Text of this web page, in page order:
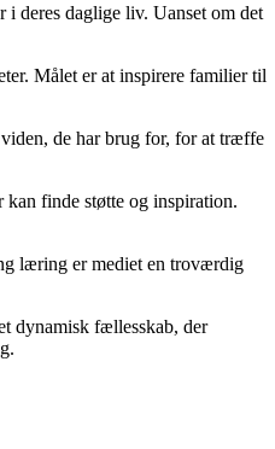
deres daglige liv. Uanset om det
Målet er at inspirere familier til
de har brug for, for at træffe
finde støtte og inspiration.
læring er mediet en troværdig
dynamisk fællesskab, der